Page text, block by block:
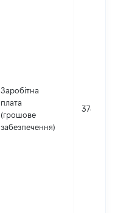
Заробітна
плата
(грошове
забезпечення)
3783